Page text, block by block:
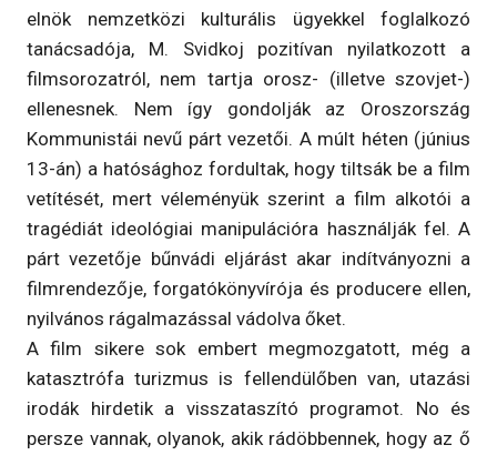
elnök nemzetközi kulturális ügyekkel foglalkozó
tanácsadója, M. Svidkoj pozitívan nyilatkozott a
filmsorozatról, nem tartja orosz- (illetve szovjet-)
ellenesnek. Nem így gondolják az Oroszország
Kommunistái nevű párt vezetői. A múlt héten (június
13-án) a hatósághoz fordultak, hogy tiltsák be a film
vetítését, mert véleményük szerint a film alkotói a
tragédiát ideológiai manipulációra használják fel. A
párt vezetője bűnvádi eljárást akar indítványozni a
filmrendezője, forgatókönyvírója és producere ellen,
nyilvános rágalmazással vádolva őket.
A film sikere sok embert megmozgatott, még a
katasztrófa turizmus is fellendülőben van, utazási
irodák hirdetik a visszataszító programot. No és
persze vannak, olyanok, akik rádöbbennek, hogy az ő